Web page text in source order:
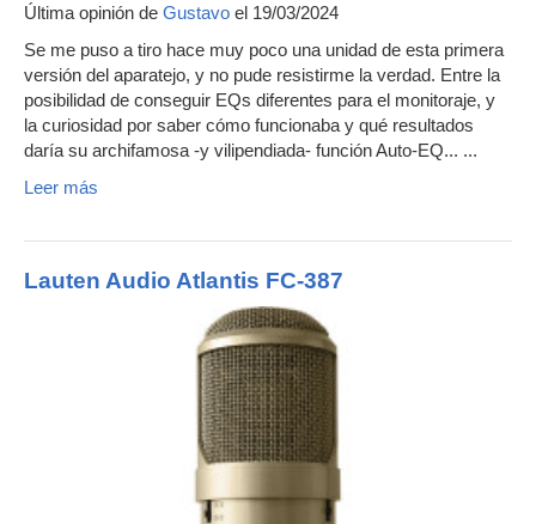
Última opinión de Gustavo el 19/03/2024
Se me puso a tiro hace muy poco una unidad de esta primera
versión del aparatejo, y no pude resistirme la verdad. Entre la
posibilidad de conseguir EQs diferentes para el monitoraje, y
la curiosidad por saber cómo funcionaba y qué resultados
daría su archifamosa -y vilipendiada- función Auto-EQ... ...
Leer más
Lauten Audio Atlantis FC-387